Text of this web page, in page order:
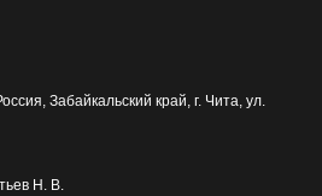
Забайкальский край, г. Чита, ул.
Н. В.